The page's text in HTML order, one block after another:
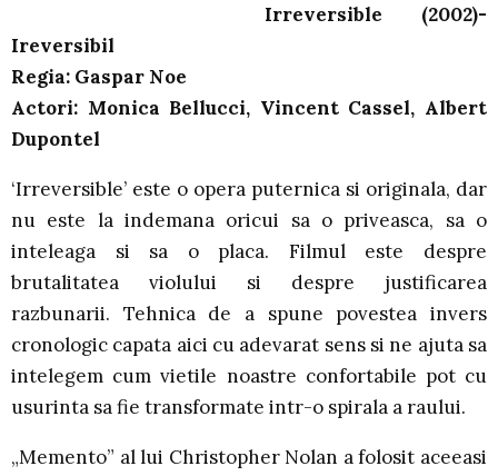
Irreversible (2002)-
Ireversibil
Regia: Gaspar Noe
Actori: Monica Bellucci, Vincent Cassel, Albert
Dupontel
‘Irreversible’ este o opera puternica si originala, dar
nu este la indemana oricui sa o priveasca, sa o
inteleaga si sa o placa. Filmul este despre
brutalitatea violului si despre justificarea
razbunarii. Tehnica de a spune povestea invers
cronologic capata aici cu adevarat sens si ne ajuta sa
intelegem cum vietile noastre confortabile pot cu
usurinta sa fie transformate intr-o spirala a raului.
„Memento” al lui Christopher Nolan a folosit aceeasi